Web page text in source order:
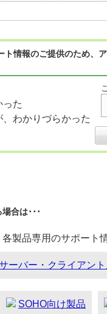
ト情報のご提供のため
った
わかりづらかった
合は･･･
製品専用のサポート
ーバー・クライアン
SOHO向け製品